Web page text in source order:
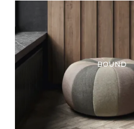
BOUND